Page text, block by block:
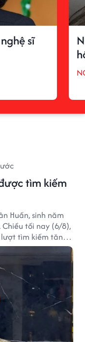
sĩ
tìm kiếm
Huấn, sinh năm
Chiều tối nay (6/8),
tìm kiếm tăng